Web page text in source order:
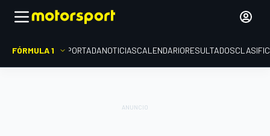
FÓRMULA 1 PORTADANOTICIASCALENDARIORESULTADOS